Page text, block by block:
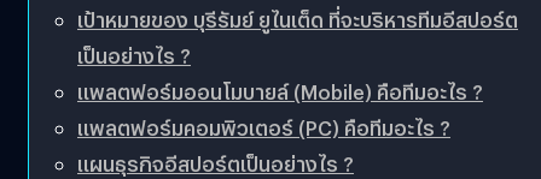
เป้าหมายของ บุรีรัมย์ ยูไนเต็ด ที่จะบริหารทีมอีสปอร์ต
เป็นอย่างไร ?
แพลตฟอร์มออนโมบายล์ (Mobile) คือทีมอะไร ?
แพลตฟอร์มคอมพิวเตอร์ (PC) คือทีมอะไร ?
แผนธุรกิจอีสปอร์ตเป็นอย่างไร ?